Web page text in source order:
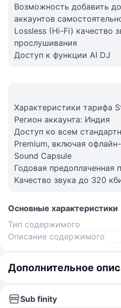
Возможность добавить
аккаунтов
Lossless (Hi-Fi) качество
прослушивания
Доступ к функции AI DJ
Характеристики тарифа
Регион аккаунта: Индия
Доступ ко всем
Premium, включая
Sound Capsule
Годовая предоплаченная
Качество звука до 320
Основные характеристики
Тип содержимого
Описание содержимого
Дополнительное
Sub finity